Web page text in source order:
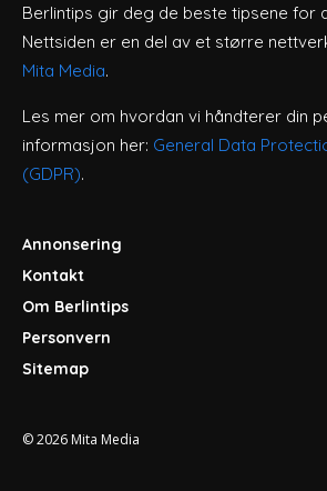
Berlintips gir deg de beste tipsene for
Nettsiden er en del av et større
Mita Media.
Les mer om hvordan vi håndterer din
informasjon her: General Data
(GDPR).
Annonsering
Kontakt
Om Berlintips
Personvern
Sitemap
© 2026 Mita Media